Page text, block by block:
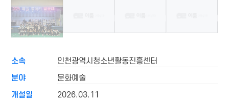
소속
인천광역시청소년활동진흥센터
분야
문화예술
개설일
2026.03.11